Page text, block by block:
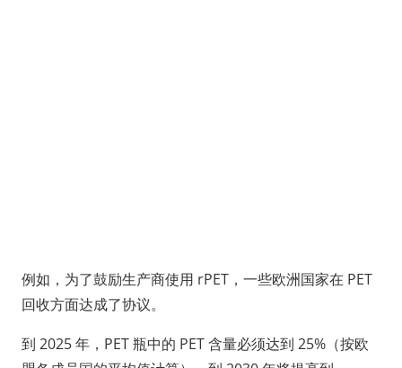
例如，为了鼓励生产商使用 rPET，一些欧洲国家在 PET
回收方面达成了协议。
到 2025 年，PET 瓶中的 PET 含量必须达到 25%（按欧